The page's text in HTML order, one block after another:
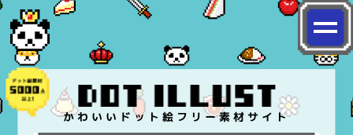
かわいいドット絵フリー素材サイト